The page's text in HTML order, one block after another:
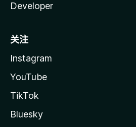
Developer
关注
Instagram
YouTube
TikTok
Bluesky